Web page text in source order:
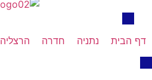
דף הבית נתניה חדרה הרצליה